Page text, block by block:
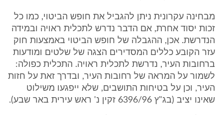
מבחינה עקרונית ניתן להגביל את חופש הביטוי, כמו כל
זכות יסוד אחרת, אם הדבר נדרש לתכלית ראויה ובמידה
הנדרשת. אכן, ההגבלה של חופש הביטוי באמצעות חוק
עזר הקובע כללים המסדירים הצגה של שלטים ומודעות
ברחובות העיר, נדרשת לתכלית ראויה. התכלית כפולה:
לשמור על המראה של רחובות העיר, ובדרך זאת על חזות
העיר, וכן על בטיחות התושבים, שלא ייפגעו משילוט
שאינו יציב (בג"ץ ‎6396/96 זקין נ' ראש עירית באר שבע).